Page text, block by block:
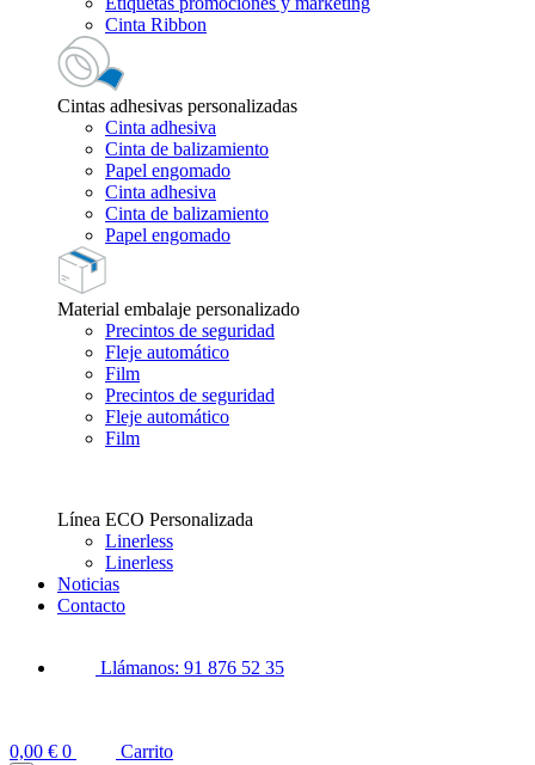
Cinta Ribbon
Cintas adhesivas personalizadas
Cinta adhesiva
Cinta de balizamiento
Papel engomado
Cinta adhesiva
Cinta de balizamiento
Papel engomado
Material embalaje personalizado
Precintos de seguridad
Fleje automático
Film
Precintos de seguridad
Fleje automático
Film
Línea ECO Personalizada
Linerless
Linerless
Noticias
Contacto
Llámanos: 91 876 52 35
0,00 € 0 Carrito